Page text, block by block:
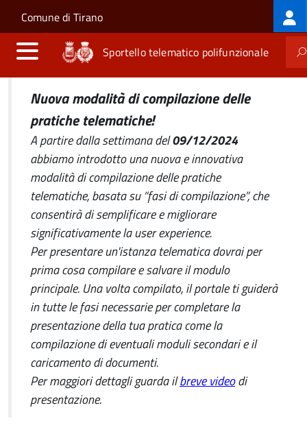
Salta al contenuto principale
Skip to site navigation
Comune di Tirano
Sportello telematico polifunzionale
Nuova modalità di compilazione delle
pratiche telematiche!
A partire dalla settimana del09/12/2024
abbiamo introdotto una nuova e innovativa
modalità di compilazione delle pratiche
telematiche, basata su “fasi di compilazione”, che
consentirà di semplificare e migliorare
significativamente la user experience.
Per presentare un'istanza telematica dovrai per
prima cosa compilare e salvare il modulo
principale. Una volta compilato, il portale ti guiderà
in tutte le fasi necessarie per completare la
presentazione della tua pratica come la
compilazione di eventuali moduli secondari e il
caricamento di documenti.
Per maggiori dettagli guarda ilbreve videodi
presentazione.